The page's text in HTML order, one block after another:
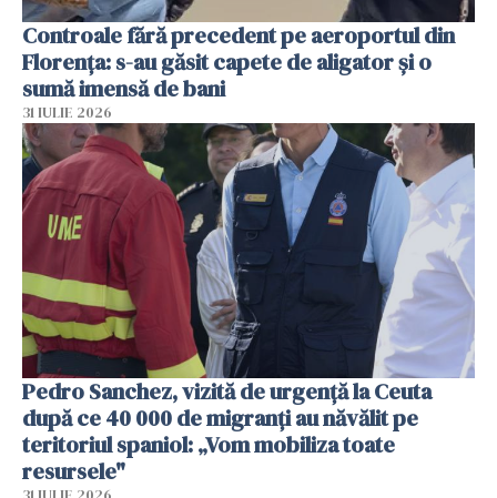
Controale fără precedent pe aeroportul din
Florența: s-au găsit capete de aligator și o
sumă imensă de bani
31 IULIE 2026
Pedro Sanchez, vizită de urgență la Ceuta
după ce 40 000 de migranți au năvălit pe
teritoriul spaniol: „Vom mobiliza toate
resursele"